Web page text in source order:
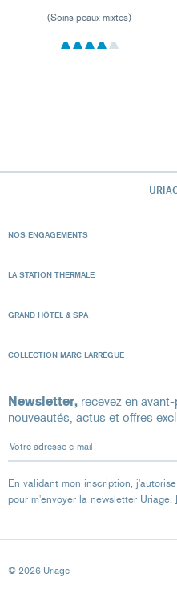
(Soins peaux mixtes)
NOS ENGAGEMENTS
LA STATION THERMALE
GRAND HÔTEL & SPA
COLLECTION MARC LARRÈGUE
Newsletter, recevez en
nouveautés, actus et offres
Votre adresse e-mail
En validant mon inscription,
pour m'envoyer la newsletter Uriage.
© 2026 Uriage